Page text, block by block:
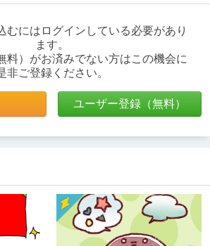
むにはログインしている必要があり
ます。
料）がお済みでない方はこの機会に
非ご登録ください。
ユーザー登録（無料）